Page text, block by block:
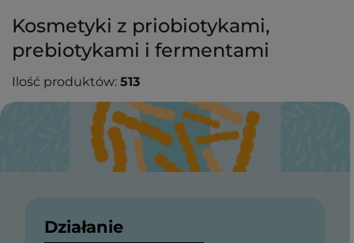
Kosmetyki z priobiotykami,
prebiotykami i fermentami
Ilość produktów: 513
Działanie